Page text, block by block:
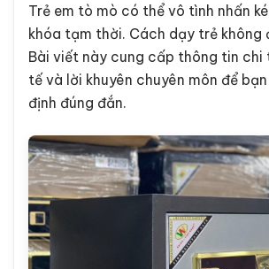
Trẻ em tò mò có thể vô tình nhấn
khóa tạm thời. Cách dạy trẻ không
Bài viết này cung cấp thông tin chi
tế và lời khuyên chuyên môn để
định đúng đắn.